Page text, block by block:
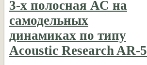
3-х полосная АС на
самодельных
динамиках по типу
Acoustic Research AR-5